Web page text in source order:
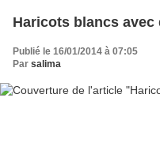
Haricots blancs avec
Publié le 16/01/2014 à 07:05
Par salima